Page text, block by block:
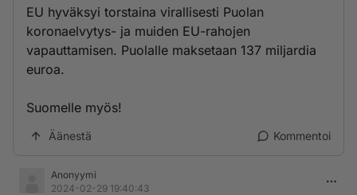
EU hyväksyi torstaina virallisesti Puolan
koronaelvytys- ja muiden EU-rahojen
vapauttamisen. Puolalle maksetaan 137 miljardia
euroa.
Suomelle myös!
Äänestä Kommentoi
Anonyymi
2024-02-29 19:40:43